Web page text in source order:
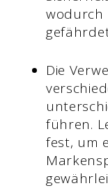
wodurch
Die
führen.
fest, um